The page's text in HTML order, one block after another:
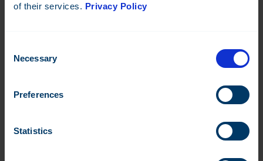
of their services. Privacy Policy
Selection
Necessary
Preferences
Statistics